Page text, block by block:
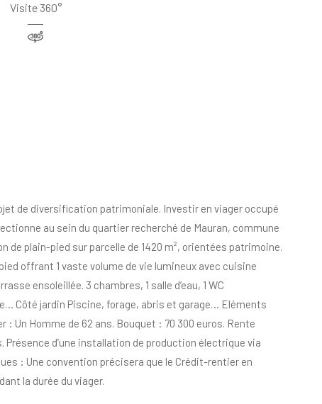
Visite 360°
de diversification patrimoniale. Investir en viager occupé
au sein du quartier recherché de Mauran, commune
de plain-pied sur parcelle de 1420 m², orientées patrimoine.
offrant 1 vaste volume de vie lumineux avec cuisine
ensoleillée. 3 chambres, 1 salle d’eau, 1 WC
Côté jardin Piscine, forage, abris et garage… Eléments
: Un Homme de 62 ans. Bouquet : 70 300 euros. Rente
Présence d’une installation de production électrique via
: Une convention précisera que le Crédit-rentier en
la durée du viager.